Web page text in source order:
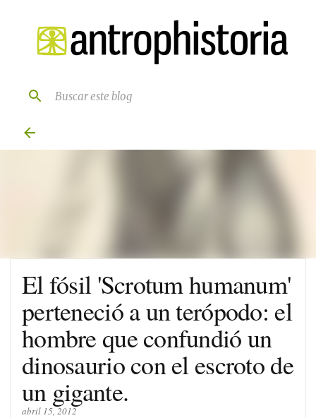
Ir al contenido principal
El fósil 'Scrotum humanum'
perteneció a un terópodo: el
hombre que confundió un
dinosaurio con el escroto de
un gigante.
abril 15, 2012